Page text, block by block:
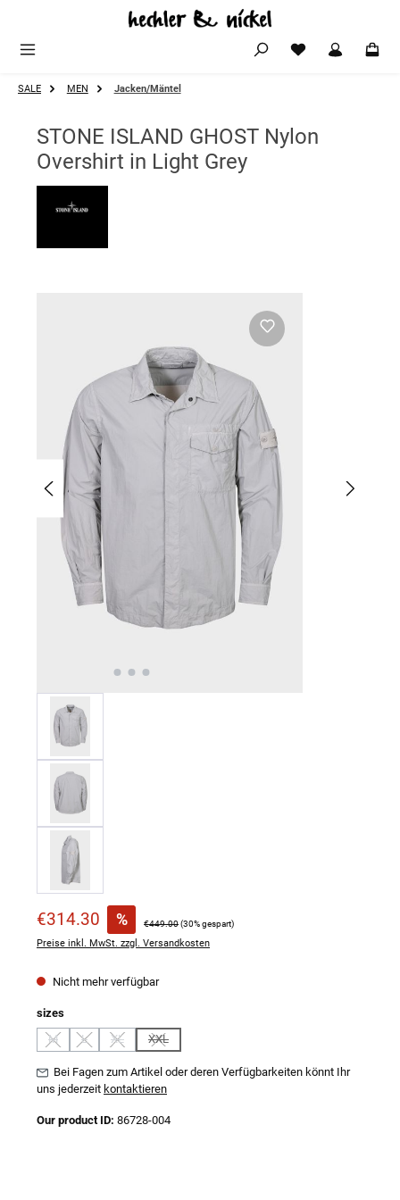
Zum Hauptinhalt springen
SALE MEN Jacken/Mäntel
STONE ISLAND GHOST Nylon
Overshirt in Light Grey
Verkaufspreis:
€314.30 % Regulärer Preis:
€449.00(30% gespart)
Preise inkl. MwSt. zzgl. Versandkosten
Nicht mehr verfügbar
sizesauswählen
M
(Diese Option ist zurzeit nicht verfügbar.)
L
(Diese Option ist zurzeit nicht verfügbar.)
XL
(Diese Option ist zurzeit nicht verfügbar.)
XXL
(Diese Option ist zurzeit nicht verfügbar.)
Bei Fagen zum Artikel oder deren Verfügbarkeiten könnt Ihr
uns jederzeit kontaktieren
Our product ID: 86728-004